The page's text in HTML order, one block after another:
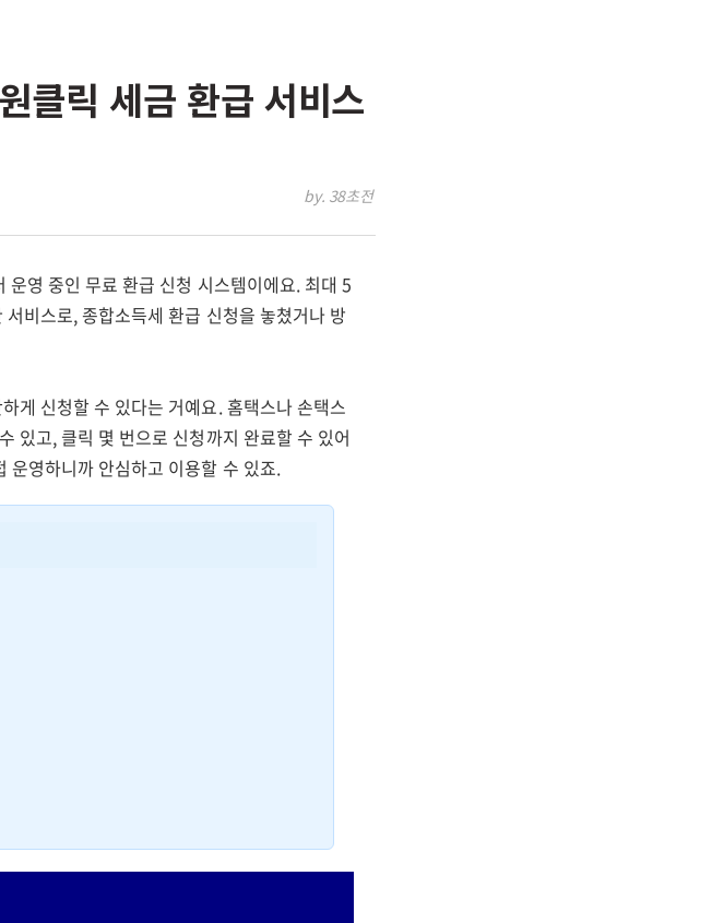
클릭 세금 환급 서비스
by. 38초전
영 중인 무료 환급 신청 시스템이에요. 최대 5
비스로, 종합소득세 환급 신청을 놓쳤거나 방
게 신청할 수 있다는 거예요. 홈택스나 손택스
있고, 클릭 몇 번으로 신청까지 완료할 수 있어
운영하니까 안심하고 이용할 수 있죠.